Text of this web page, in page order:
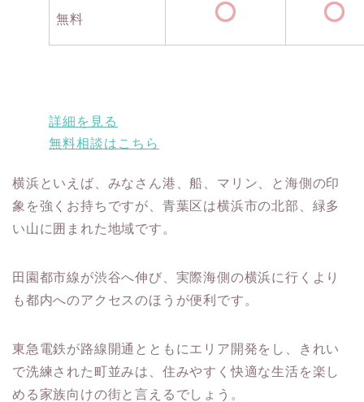
無料
詳細を見る
無料相談はこちら
横浜といえば、みなさん港、船、マリン、と海側の印
象を強くお持ちですが、青葉区は横浜市の北部、緑多
い山に囲まれた地域です。
田園都市線が渋谷へ伸び、実際海側の横浜に行くより
も都内へのアクセスのほうが便利です。
東急電鉄が路線開通とともにエリア開発をし、きれい
で洗練された町並みは、住みやすく快適な生活を楽し
める家族向けの街と言えるでしょう。